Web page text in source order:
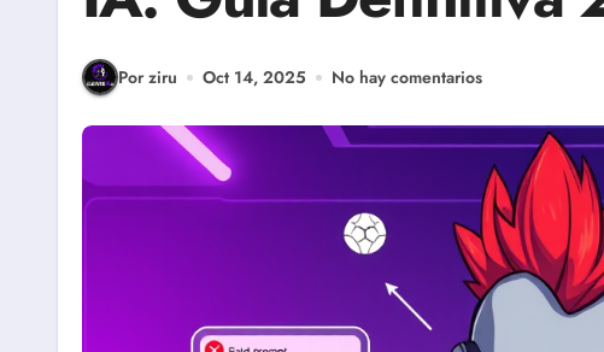
Por ziru Oct 14, 2025 No hay comentarios